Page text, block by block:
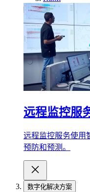
远程监控服
远程监控服务使用
预防和预测。
数字化解决方案